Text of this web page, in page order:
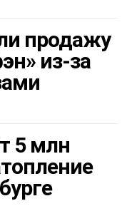
продажу
из-за
5 млн